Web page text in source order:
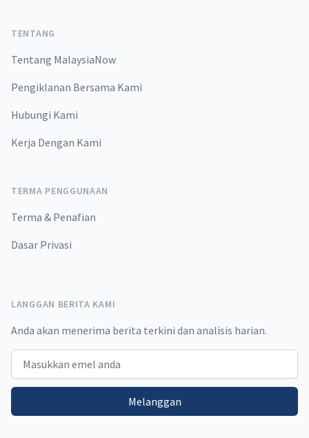
TENTANG
Tentang MalaysiaNow
Pengiklanan Bersama Kami
Hubungi Kami
Kerja Dengan Kami
TERMA PENGGUNAAN
Terma & Penafian
Dasar Privasi
LANGGAN BERITA KAMI
Anda akan menerima berita terkini dan analisis harian.
Email address
Melanggan